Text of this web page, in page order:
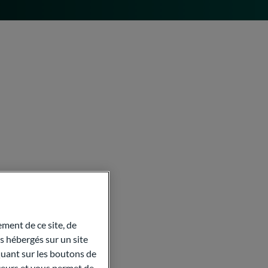
de ce site, de
hébergés sur un site
sur les boutons de